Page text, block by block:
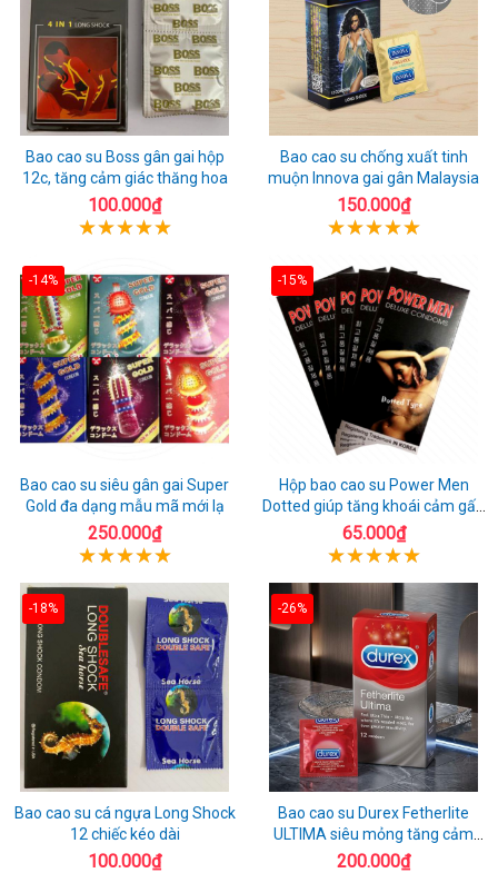
Bao cao su Boss gân gai hộp
12c, tăng cảm giác thăng hoa
100.000₫
Bao cao su chống xuất tinh
muộn Innova gai gân Malaysia
150.000₫
-14%
Bao cao su siêu gân gai Super
Gold đa dạng mẫu mã mới lạ
250.000₫
-15%
Hộp bao cao su Power Men
Dotted giúp tăng khoái cảm gấp
đôi
65.000₫
-18%
Bao cao su cá ngựa Long Shock
12 chiếc kéo dài
100.000₫
-26%
Bao cao su Durex Fetherlite
ULTIMA siêu mỏng tăng cảm
giác
200.000₫